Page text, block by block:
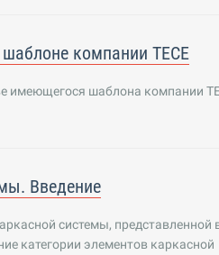
компании TECE
имеющегося шаблона компании
Введение
системы, представленной
категории элементов каркасной